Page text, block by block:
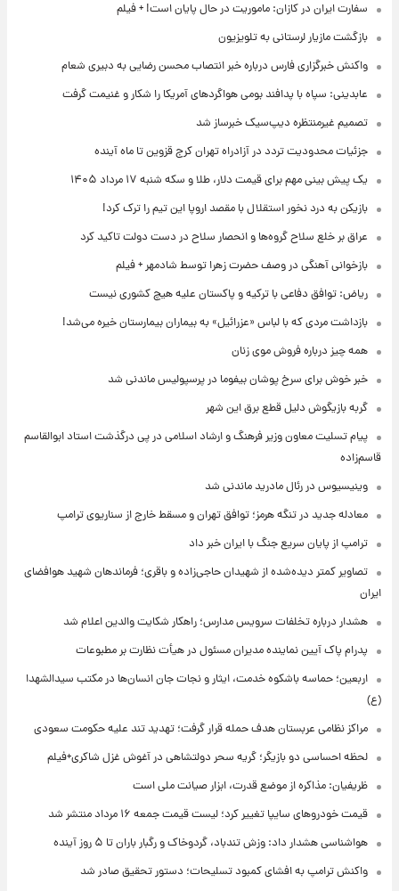
سفارت ایران در کازان: ماموریت در حال پایان است! + فیلم
بازگشت مازیار لرستانی به تلویزیون
واکنش خبرگزاری فارس درباره خبر انتصاب محسن رضایی به دبیری شعام
عابدینی: سپاه با پدافند بومی هواگردهای آمریکا را شکار و غنیمت گرفت
تصمیم غیرمنتظره دیپ‌سیک خبرساز شد
جزئیات محدودیت تردد در آزادراه تهران کرج قزوین تا ماه آینده
یک پیش ‌بینی مهم برای قیمت دلار، طلا و سکه شنبه ۱۷ مرداد ۱۴۰۵
بازیکن به درد نخور استقلال با مقصد اروپا این تیم را ترک کرد!
عراق بر خلع سلاح گروه‌ها و انحصار سلاح در دست دولت تاکید کرد
بازخوانی آهنگی در وصف حضرت زهرا توسط شادمهر + فیلم
ریاض: توافق دفاعی با ترکیه و پاکستان علیه هیچ کشوری نیست
بازداشت مردی که با لباس «عزرائیل» به بیماران بیمارستان خیره می‌شد!
همه چیز درباره فروش موی زنان
خبر خوش برای سرخ پوشان بیفوما در پرسپولیس ماندنی شد
گربه بازیگوش دلیل قطع برق این شهر
پیام تسلیت معاون وزیر فرهنگ و ارشاد اسلامی در پی درگذشت استاد ابوالقاسم
قاسم‌زاده
وینیسیوس در رئال مادرید ماندنی شد
معادله جدید در تنگه هرمز؛ توافق تهران و مسقط خارج از سناریوی ترامپ
ترامپ از پایان سریع جنگ با ایران خبر داد
تصاویر کمتر دیده‌شده از شهیدان حاجی‌زاده و باقری؛ فرماندهان شهید هوافضای
ایران
هشدار درباره تخلفات سرویس مدارس؛ راهکار شکایت والدین اعلام شد
پدرام پاک آیین نماینده مدیران مسئول در هیأت نظارت بر مطبوعات
اربعین؛ حماسه باشکوه خدمت، ایثار و نجات جان انسان‌ها در مکتب سیدالشهدا
(ع)
مراکز نظامی عربستان هدف حمله قرار گرفت؛ تهدید تند علیه حکومت سعودی
لحظه احساسی دو بازیگر؛ گریه سحر دولتشاهی در آغوش غزل شاکری+فیلم
ظریفیان: مذاکره از موضع قدرت، ابزار صیانت ملی است
قیمت خودروهای سایپا تغییر کرد؛ لیست قیمت جمعه ۱۶ مرداد منتشر شد
هواشناسی هشدار داد: وزش تندباد، گردوخاک و رگبار باران تا ۵ روز آینده
واکنش ترامپ به افشای کمبود تسلیحات؛ دستور تحقیق صادر شد